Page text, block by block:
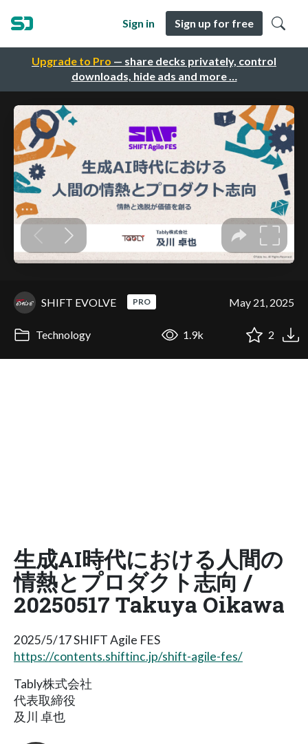
Upgrade to Pro — share decks privately, control
downloads, hide ads and more …
Sign in Sign up for free
SHIFT EVOLVE PRO May 21, 2025
Technology 1.9k 2
生成AI時代における人間の
情熱とプロダクト志向 /
20250517 Takuya Oikawa
2025/5/17 SHIFT Agile FES
https://contents.shiftinc.jp/shift-agile-fes/
Tably株式会社
代表取締役
及川 卓也